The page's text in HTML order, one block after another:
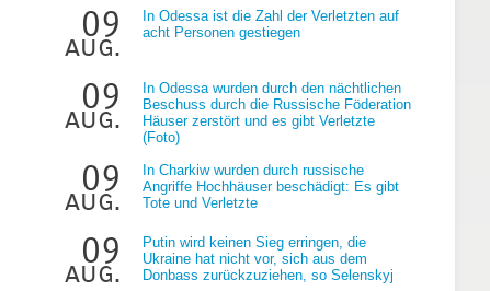
09
aug.
In Odessa ist die Zahl der Verletzten auf
acht Personen gestiegen
09
aug.
In Odessa wurden durch den nächtlichen
Beschuss durch die Russische Föderation
Häuser zerstört und es gibt Verletzte
(Foto)
09
aug.
In Charkiw wurden durch russische
Angriffe Hochhäuser beschädigt: Es gibt
Tote und Verletzte
09
aug.
Putin wird keinen Sieg erringen, die
Ukraine hat nicht vor, sich aus dem
Donbass zurückzuziehen, so Selenskyj